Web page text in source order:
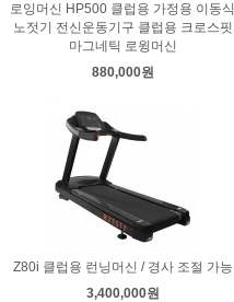
로잉머신 HP500 클럽용 가정용 이동식
노젓기 전신운동기구 클럽용 크로스핏
마그네틱 로윙머신
880,000원
Z80i 클럽용 런닝머신 / 경사 조절 가능
3,400,000원